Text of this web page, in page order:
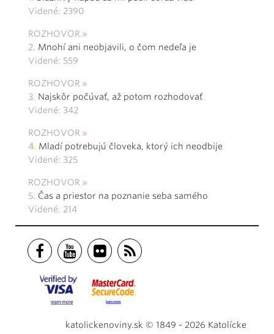
Videné: 2390
ROZHOVOR
Mnohí ani neobjavili, o čom nedeľa je
Videné: 559
ROZHOVOR
Najskôr počúvať, až potom rozhodovať
Videné: 342
ROZHOVOR
Mladí potrebujú človeka, ktorý ich neodbije
Videné: 325
ROZHOVOR
Čas a priestor na poznanie seba samého
Videné: 214
katolickenoviny.sk © 1849 - 2026 Katolícke